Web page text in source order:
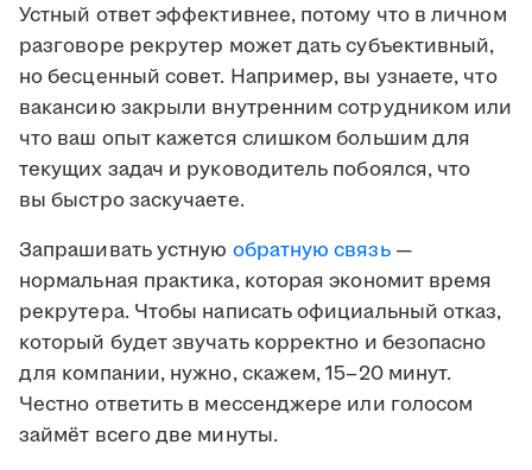
Устный ответ эффективнее, потому что в личном
разговоре рекрутер может дать субъективный,
но бесценный совет. Например, вы узнаете, что
вакансию закрыли внутренним сотрудником или
что ваш опыт кажется слишком большим для
текущих задач и руководитель побоялся, что
вы быстро заскучаете.
Запрашивать устную обратную связь—
нормальная практика, которая экономит время
рекрутера. Чтобы написать официальный отказ,
который будет звучать корректно и безопасно
для компании, нужно, скажем, 15–20 минут.
Честно ответить в мессенджере или голосом
займёт всего две минуты.